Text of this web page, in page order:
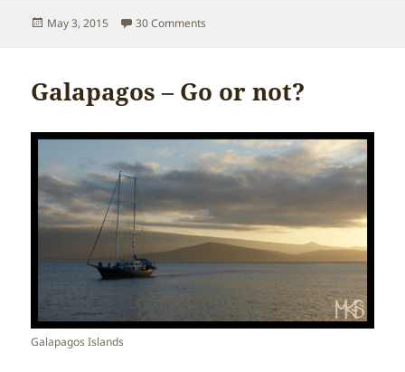
Posted
May 3, 2015 30 Comments
Galapagos – Go or not?
Galapagos Islands